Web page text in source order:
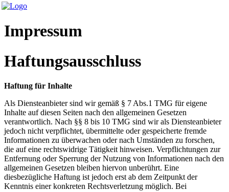
Impressum
Haftungsausschluss
Haftung für Inhalte
Als Diensteanbieter sind wir gemäß § 7 Abs.1 TMG für eigene
Inhalte auf diesen Seiten nach den allgemeinen Gesetzen
verantwortlich. Nach §§ 8 bis 10 TMG sind wir als Diensteanbieter
jedoch nicht verpflichtet, übermittelte oder gespeicherte fremde
Informationen zu überwachen oder nach Umständen zu forschen,
die auf eine rechtswidrige Tätigkeit hinweisen. Verpflichtungen zur
Entfernung oder Sperrung der Nutzung von Informationen nach den
allgemeinen Gesetzen bleiben hiervon unberührt. Eine
diesbezügliche Haftung ist jedoch erst ab dem Zeitpunkt der
Kenntnis einer konkreten Rechtsverletzung möglich. Bei